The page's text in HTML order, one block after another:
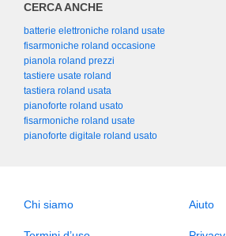
CERCA ANCHE
batterie elettroniche roland usate
fisarmoniche roland occasione
pianola roland prezzi
tastiere usate roland
tastiera roland usata
pianoforte roland usato
fisarmoniche roland usate
pianoforte digitale roland usato
Chi siamo Aiuto